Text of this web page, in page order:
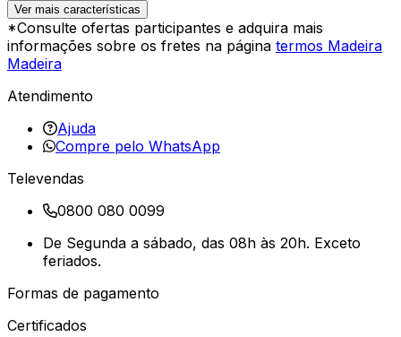
Ver mais características
*Consulte ofertas participantes e adquira mais
informações sobre os fretes na página termos Madeira
Madeira
Atendimento
Ajuda
Compre pelo WhatsApp
Televendas
0800 080 0099
De Segunda a sábado, das 08h às 20h. Exceto
feriados.
Formas de pagamento
Certificados